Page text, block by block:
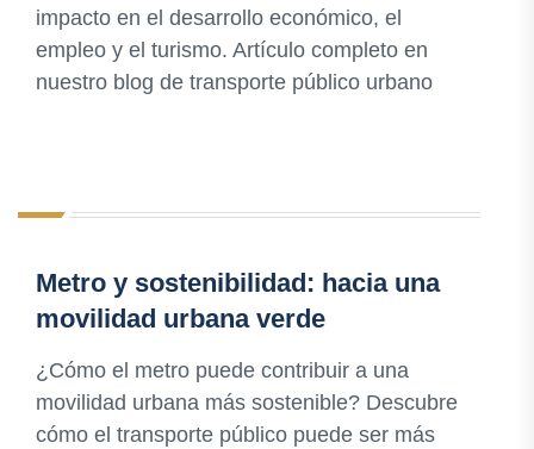
impacto en el desarrollo económico, el
empleo y el turismo. Artículo completo en
nuestro blog de transporte público urbano
Metro y sostenibilidad: hacia una
movilidad urbana verde
¿Cómo el metro puede contribuir a una
movilidad urbana más sostenible? Descubre
cómo el transporte público puede ser más